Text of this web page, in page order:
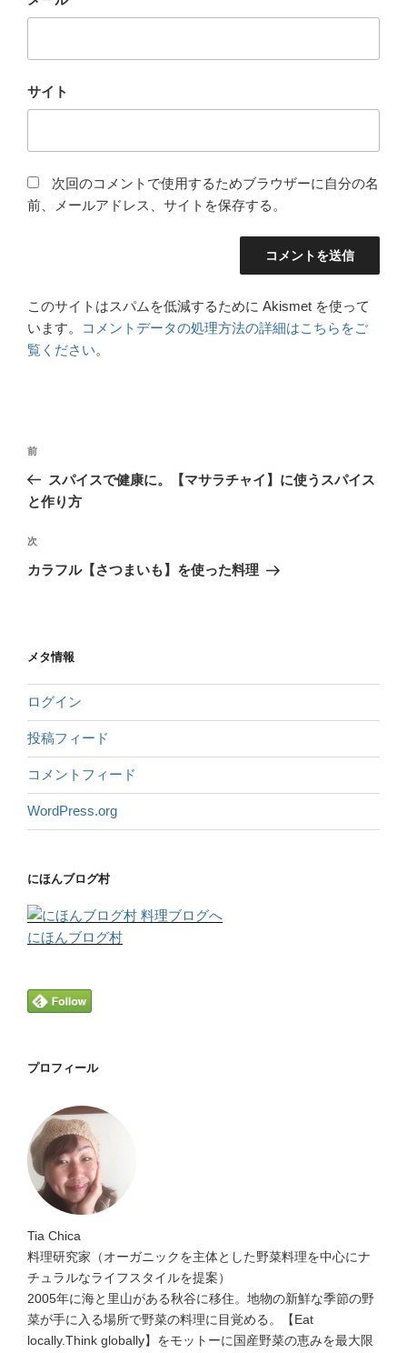
サイト
次回のコメントで使用するためブラウザーに自分の名
前、メールアドレス、サイトを保存する。
このサイトはスパムを低減するために Akismet を使って
います。
コメントデータの処理方法の詳細はこちらをご
覧ください。
前
スパイスで健康に。【マサラチャイ】に使うスパイス
と作り方
次
カラフル【さつまいも】を使った料理
メタ情報
ログイン
投稿フィード
コメントフィード
WordPress.org
にほんブログ村
にほんブログ村
プロフィール
Tia Chica
料理研究家（オーガニックを主体とした野菜料理を中心にナ
チュラルなライフスタイルを提案）
2005年に海と里山がある秋谷に移住。地物の新鮮な季節の野
菜が手に入る場所で野菜の料理に目覚める。【Eat
locally.Think globally】をモットーに国産野菜の恵みを最大限